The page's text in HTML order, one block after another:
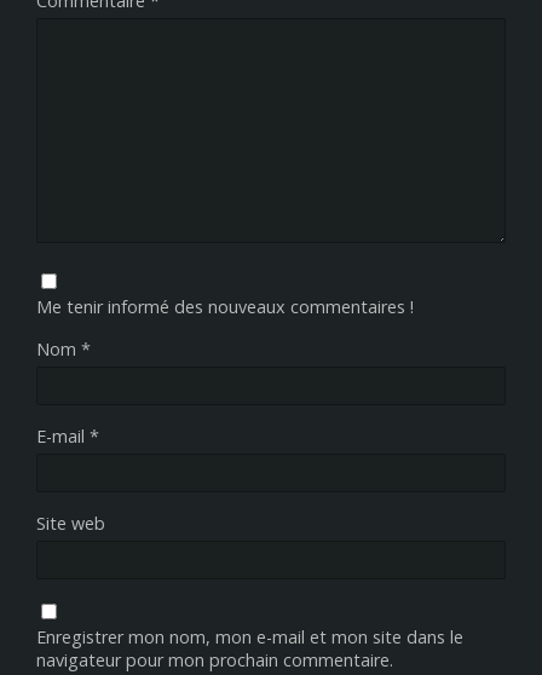
Me tenir informé des nouveaux commentaires !
Nom *
E-mail *
Site web
Enregistrer mon nom, mon e-mail et mon site dans le
navigateur pour mon prochain commentaire.